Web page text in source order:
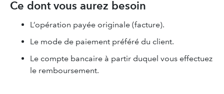
Ce dont vous aurez besoin
L’opération payée originale (facture).
Le mode de paiement préféré du client.
Le compte bancaire à partir duquel vous effectuez
le remboursement.